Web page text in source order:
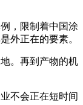
，限制着中国涂
外正在的要素。
。再到产物的机
不会正在短时间